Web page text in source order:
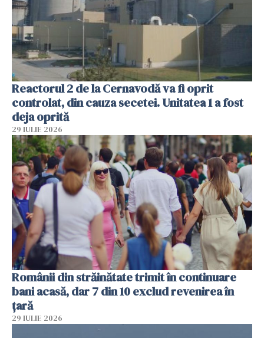
Reactorul 2 de la Cernavodă va fi oprit
controlat, din cauza secetei. Unitatea 1 a fost
deja oprită
29 IULIE 2026
Românii din străinătate trimit în continuare
bani acasă, dar 7 din 10 exclud revenirea în
țară
29 IULIE 2026